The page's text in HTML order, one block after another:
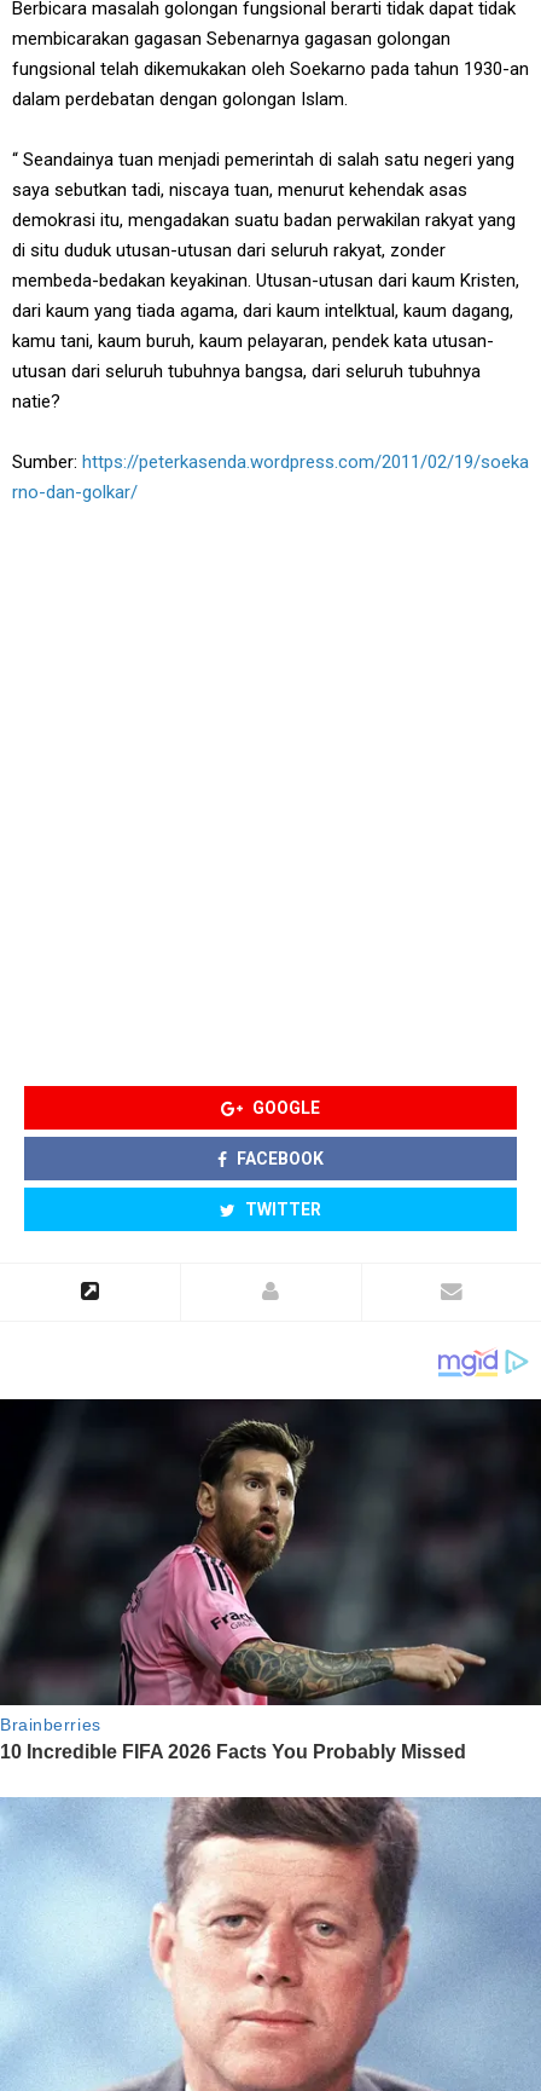
Berbicara masalah golongan fungsional berarti tidak dapat tidak
membicarakan gagasan Sebenarnya gagasan golongan
fungsional telah dikemukakan oleh Soekarno pada tahun 1930-an
dalam perdebatan dengan golongan Islam.
“ Seandainya tuan menjadi pemerintah di salah satu negeri yang
saya sebutkan tadi, niscaya tuan, menurut kehendak asas
demokrasi itu, mengadakan suatu badan perwakilan rakyat yang
di situ duduk utusan-utusan dari seluruh rakyat, zonder
membeda-bedakan keyakinan. Utusan-utusan dari kaum Kristen,
dari kaum yang tiada agama, dari kaum intelktual, kaum dagang,
kamu tani, kaum buruh, kaum pelayaran, pendek kata utusan-
utusan dari seluruh tubuhnya bangsa, dari seluruh tubuhnya
natie?
Sumber: https://peterkasenda.wordpress.com/2011/02/19/soeka
rno-dan-golkar/
GOOGLE
FACEBOOK
TWITTER